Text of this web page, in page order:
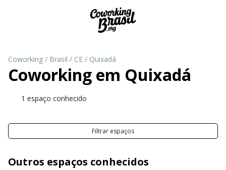
Coworking / Brasil / CE / Quixadá
Coworking em Quixadá
1 espaço conhecido
Filtrar espaços
Outros espaços conhecidos